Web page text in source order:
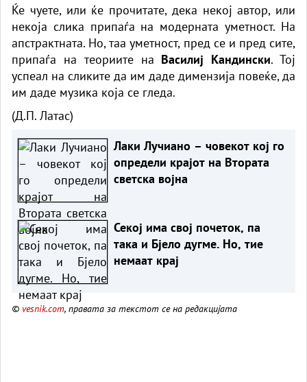
Ќе чуете, или ќе прочитате, дека некој автор, или
некоја слика припаѓа на модерната уметност. На
апстрактната. Но, таа уметност, пред се и пред сите,
припаѓа на теориите на Василиј Кандински. Тој
успеал на сликите да им даде димензија повеќе, да
им даде музика која се гледа.
(Д.П. Латас)
Лаки Лучиано – човекот кој го
определи крајот на Втората
светска војна
Секој има свој почеток, па
така и Бјело дугме. Но, тие
немаат крај
© vesnik.com, правата за текстот се на редакцијата